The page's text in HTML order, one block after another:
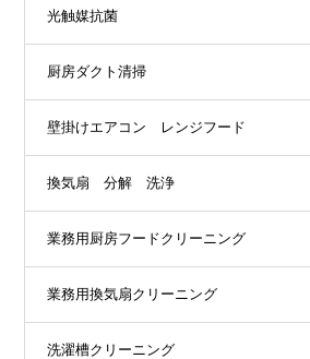
光触媒抗菌
厨房ダクト清掃
壁掛けエアコン レンジフード
換気扇 分解 洗浄
業務用厨房フードクリーニング
業務用換気扇クリーニング
洗濯槽クリーニング